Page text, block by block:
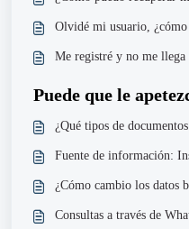
Olvidé mi usuario,
Me registré y no me
Puede que le
¿Qué tipos de
Fuente de información:
¿Cómo cambio los datos
Consultas a través de